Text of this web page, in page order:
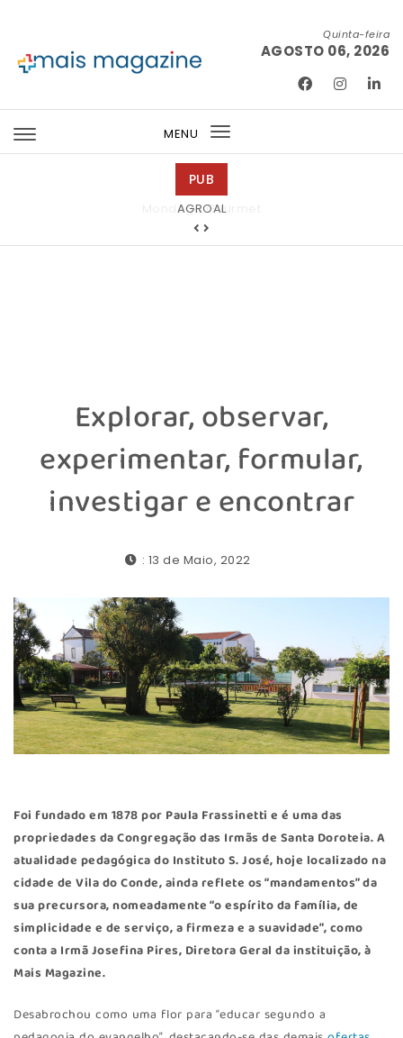
Quinta-feira
AGOSTO 06, 2026
MENU
Toggle
PUB
Mondega Gourmet
Explorar, observar,
experimentar, formular,
investigar e encontrar
: 13 de Maio, 2022
Foi fundado em 1878 por Paula Frassinetti e é uma das
propriedades da Congregação das Irmãs de Santa Doroteia. A
atualidade pedagógica do Instituto S. José, hoje localizado na
cidade de Vila do Conde, ainda reflete os “mandamentos” da
sua precursora, nomeadamente “o espírito da família, de
simplicidade e de serviço, a firmeza e a suavidade”, como
conta a Irmã Josefina Pires, Diretora Geral da instituição, à
Mais Magazine.
Desabrochou como uma flor para “educar segundo a